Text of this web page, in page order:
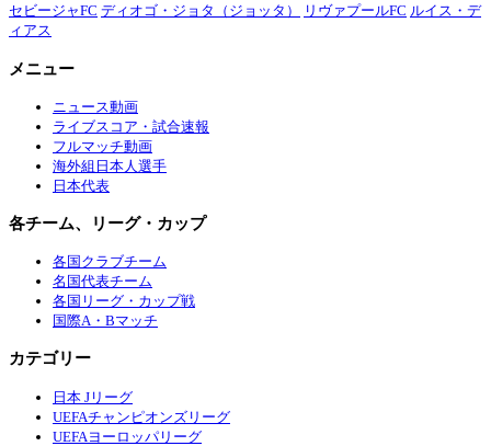
セビージャFC ディオゴ・ジョタ（ジョッタ） リヴァプールFC ルイス・デ
ィアス
メニュー
ニュース動画
ライブスコア・試合速報
フルマッチ動画
海外組日本人選手
日本代表
各チーム、リーグ・カップ
各国クラブチーム
名国代表チーム
各国リーグ・カップ戦
国際A・Bマッチ
カテゴリー
日本 Jリーグ
UEFAチャンピオンズリーグ
UEFAヨーロッパリーグ